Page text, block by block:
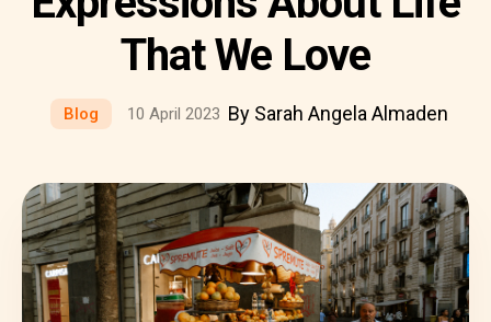
That We Love
Blog 10 April 2023 By Sarah Angela Almaden